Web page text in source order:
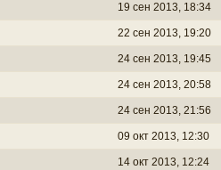
19 сен 2013, 18:34
22 сен 2013, 19:20
24 сен 2013, 19:45
24 сен 2013, 20:58
24 сен 2013, 21:56
09 окт 2013, 12:30
14 окт 2013, 12:24